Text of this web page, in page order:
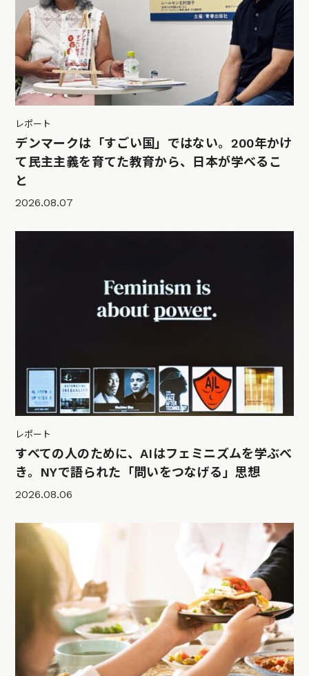
レポート
デンマークは「すごい国」ではない。200年かけ
て民主主義を育てた教育から、日本が学べるこ
と
2026.08.07
レポート
すべての人のために、AIはフェミニズムを学ぶべ
き。NYで語られた「問いをつなげる」思想
2026.08.06